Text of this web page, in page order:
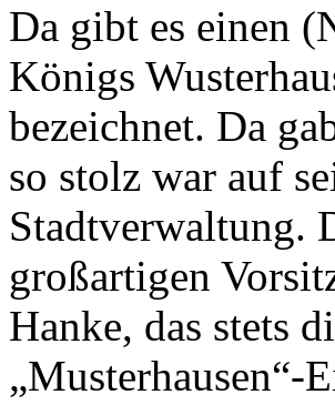
Da gibt es einen
Königs
bezeichnet. Da
so stolz war auf
Stadtverwaltung.
großartigen
Hanke, das stets
„Musterhausen“-